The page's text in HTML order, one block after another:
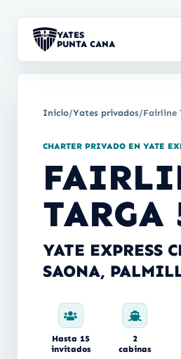
YATES
PUNTA CANA
Inicio/Yates privados/Fairline
CHARTER PRIVADO EN YATE
TARGA
YATE EXPRESS
SAONA,
Hasta 15
invitados
2
cabinas